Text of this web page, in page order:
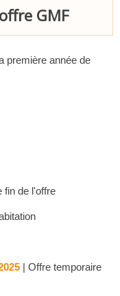
GMF
première année de
fin de l'offre
| Offre temporaire